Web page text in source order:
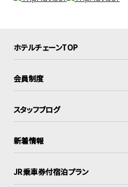
ホテルチェーンTOP
会員制度
スタッフブログ
新着情報
JR乗車券付宿泊プラン